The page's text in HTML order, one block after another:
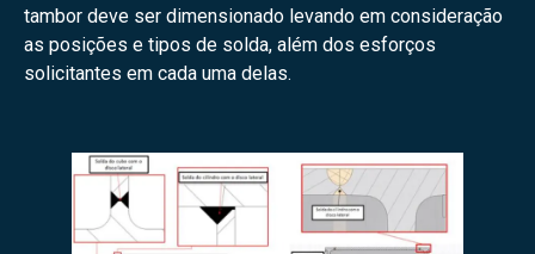
tambor deve ser dimensionado levando em consideração
as posições e tipos de solda, além dos esforços
solicitantes em cada uma delas.